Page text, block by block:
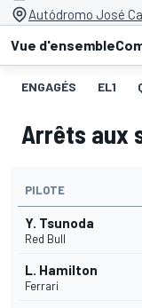
Autódromo José
Vue d'ensemble
ENGAGÉS EL1
Arrêts aux
PILOTE
Y. Tsunoda
Red Bull
L. Hamilton
Ferrari